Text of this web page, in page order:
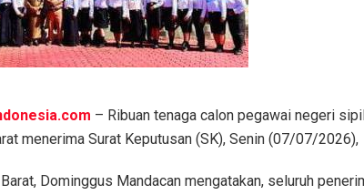
– Ribuan tenaga calon pegawai negeri
menerima Surat Keputusan (SK), Senin (07/07/2026),
Dominggus Mandacan mengatakan, seluruh